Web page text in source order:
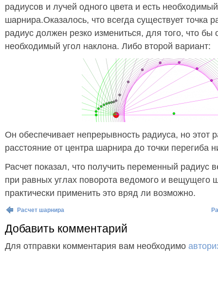
радиусов и лучей одного цвета и есть
шарнира.Оказалось, что всегда существует точка
радиус должен резко измениться, для того, что бы
необходимый угол наклона. Либо второй вариант:
Он обеспечивает непрерывность радиуса, но этот
расстояние от центра шарнира до точки перегиба
Расчет показал, что получить переменный радиус
при равных углах поворота ведомого и вещущего
практически применить это вряд ли возможно.
Расчет шарнира
Добавить комментарий
Для отправки комментария вам необходимо